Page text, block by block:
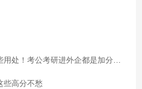
！考公考研进外企都是加分项！
些高分不愁